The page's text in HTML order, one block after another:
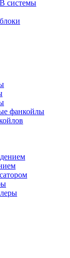
системы
фанкойлы